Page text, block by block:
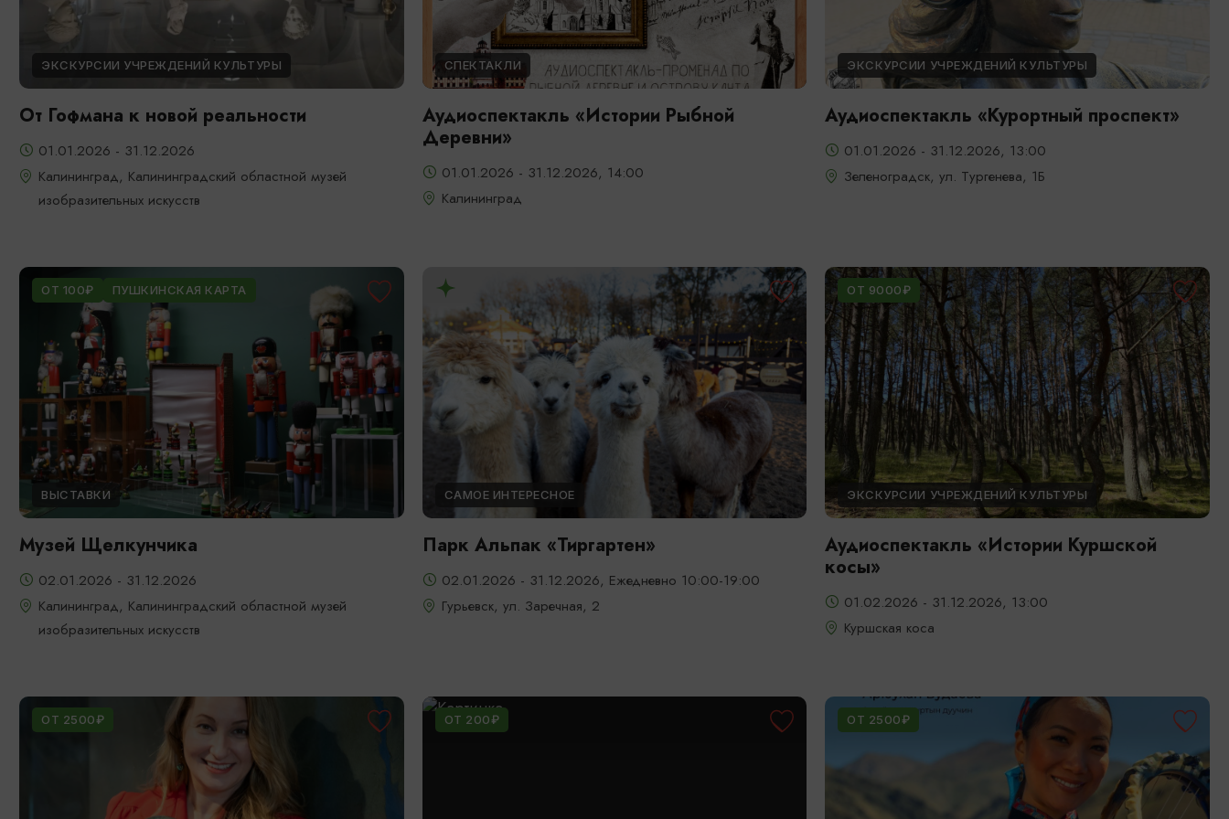
ЭКСКУРСИИ УЧРЕЖДЕНИЙ КУЛЬТУРЫ
От Гофмана к новой реальности
01.01.2026 - 31.12.2026
Калининград, Калининградский областной музей
изобразительных искусств
СПЕКТАКЛИ
Аудиоспектакль «Истории Рыбной
Деревни»
01.01.2026 - 31.12.2026, 14:00
Калининград
ЭКСКУРСИИ УЧРЕЖДЕНИЙ КУЛЬТУРЫ
Аудиоспектакль «Курортный проспект»
01.01.2026 - 31.12.2026, 13:00
Зеленоградск, ул. Тургенева, 1Б
ОТ 100₽ ПУШКИНСКАЯ КАРТА
ВЫСТАВКИ
Музей Щелкунчика
02.01.2026 - 31.12.2026
Калининград, Калининградский областной музей
изобразительных искусств
САМОЕ ИНТЕРЕСНОЕ
Парк Альпак «Тиргартен»
02.01.2026 - 31.12.2026, Ежедневно 10:00-19:00
Гурьевск, ул. Заречная, 2
ОТ 9000₽
ЭКСКУРСИИ УЧРЕЖДЕНИЙ КУЛЬТУРЫ
Аудиоспектакль «Истории Куршской
косы»
01.02.2026 - 31.12.2026, 13:00
Куршская коса
ОТ 2500₽ ОТ 200₽ ОТ 2500₽